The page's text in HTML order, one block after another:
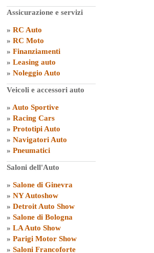
Assicurazione e servizi
» RC Auto
» RC Moto
» Finanziamenti
» Leasing auto
» Noleggio Auto
Veicoli e accessori auto
» Auto Sportive
» Racing Cars
» Prototipi Auto
» Navigatori Auto
» Pneumatici
Saloni dell'Auto
» Salone di Ginevra
» NY Autoshow
» Detroit Auto Show
» Salone di Bologna
» LA Auto Show
» Parigi Motor Show
» Saloni Francoforte